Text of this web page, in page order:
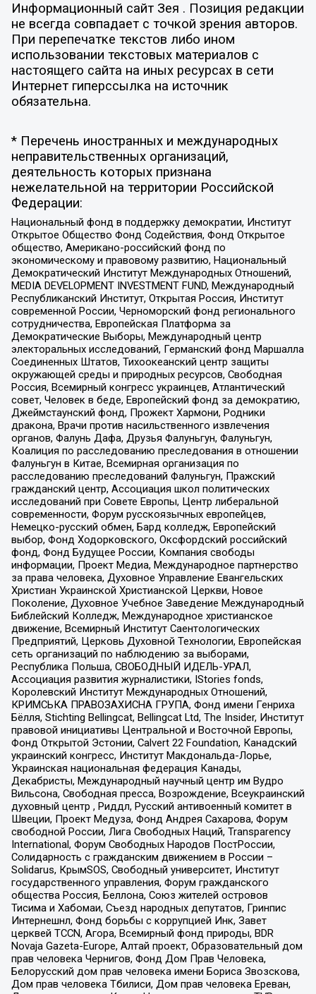
Информационный сайт Зея . Позиция редакции
не всегда совпадает с точкой зрения авторов.
При перепечатке текстов либо ином
использовании текстовых материалов с
настоящего сайта на иных ресурсах в сети
Интернет гиперссылка на источник
обязательна.
* Перечень иностранных и международных
неправительственных организаций,
деятельность которых признана
нежелательной на территории Российской
Федерации:
Национальный фонд в поддержку демократии, Институт
Открытое Общество Фонд Содействия, Фонд Открытое
общество, Американо-российский фонд по
экономическому и правовому развитию, Национальный
Демократический Институт Международных Отношений,
MEDIA DEVELOPMENT INVESTMENT FUND, Международный
Республиканский Институт, Открытая Россия, Институт
современной России, Черноморский фонд регионального
сотрудничества, Европейская Платформа за
Демократические Выборы, Международный центр
электоральных исследований, Германский фонд Маршалла
Соединенных Штатов, Тихоокеанский центр защиты
окружающей среды и природных ресурсов, Свободная
Россия, Всемирный конгресс украинцев, Атлантический
совет, Человек в беде, Европейский фонд за демократию,
Джеймстаунский фонд, Прожект Хармони, Родники
дракона, Врачи против насильственного извлечения
органов, Фалунь Дафа, Друзья Фалуньгун, Фалуньгун,
Коалиция по расследованию преследования в отношении
Фалуньгун в Китае, Всемирная организация по
расследованию преследований Фалуньгун, Пражский
гражданский центр, Ассоциация школ политических
исследований при Совете Европы, Центр либеральной
современности, Форум русскоязычных европейцев,
Немецко-русский обмен, Бард колледж, Европейский
выбор, Фонд Ходорковского, Оксфордский российский
фонд, Фонд Будущее России, Компания свободы
информации, Проект Медиа, Международное партнерство
за права человека, Духовное Управление Евангельских
Христиан Украинской Христианской Церкви, Новое
Поколение, Духовное Учебное Заведение Международный
Библейский Колледж, Международное христианское
движение, Всемирный Институт Саентологических
Предприятий, Церковь Духовной Технологии, Европейская
сеть организаций по наблюдению за выборами,
Республика Польша, СВОБОДНЫЙ ИДЕЛЬ-УРАЛ,
Ассоциация развития журналистики, IStories fonds,
Королевский Институт Международных Отношений,
КРИМСЬКА ПРАВОЗАХИСНА ГРУПА, Фонд имени Генриха
Бёлля, Stichting Bellingcat, Bellingcat Ltd, The Insider, Институт
правовой инициативы Центральной и Восточной Европы,
Фонд Открытой Эстонии, Calvert 22 Foundation, Канадский
украинский конгресс, Институт Макдональда-Лорье,
Украинская национальная федерация Канады,
Декабристы, Международный научный центр им Вудро
Вильсона, Свободная пресса, Возрождение, Всеукраинский
духовный центр , Риддл, Русский антивоенный комитет в
Швеции, Проект Медуза, Фонд Андрея Сахарова, Форум
свободной России, Лига Свободных Наций, Transparеncy
International, Форум Свободных Народов ПостРоссии,
Солидарность с гражданским движением в России –
Solidarus, КрымSOS, Свободный университет, Институт
государственного управления, Форум гражданского
общества Россия, Беллона, Союз жителей островов
Тисима и Хабомаи, Съезд народных депутатов, Гринпис
Интернешнл, Фонд борьбы с коррупцией Инк, Завет
церквей TCCN, Агора, Всемирный фонд природы, BDR
Novaja Gazeta-Europe, Алтай проект, Образовательный дом
прав человека Чернигов, Фонд Дом Прав Человека,
Белорусский дом прав человека имени Бориса Звозскова,
Дом прав человека Тбилиси, Дом прав человека Ереван,